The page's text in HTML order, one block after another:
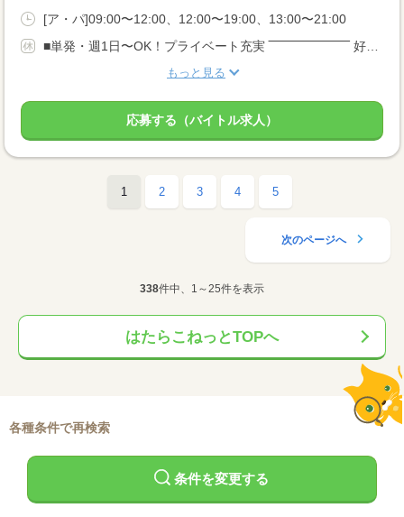
[ア・パ]09:00〜12:00、12:00〜19:00、13:00〜21:00
もっと見る
応募する（バイトル求人）
1 2 3 4 5
次のページへ
338件中、1～25件を表示
はたらこねっとTOPへ
各種条件で再検索
条件を変更する